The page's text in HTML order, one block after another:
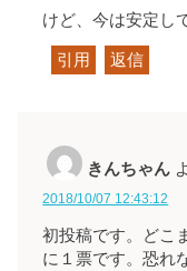
けど、今は安定し
引用 返信
きんちゃん
2018/10/07 12:43:12
初投稿です。どこ
に１票です。恐れ